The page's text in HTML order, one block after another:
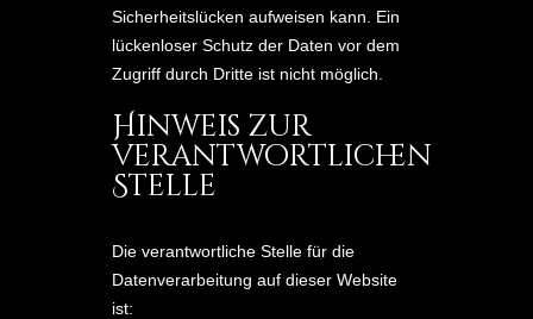
Sicherheitslücken aufweisen kann. Ein
lückenloser Schutz der Daten vor dem
Zugriff durch Dritte ist nicht möglich.
Hinweis zur
verantwortlichen
Stelle
Die verantwortliche Stelle für die
Datenverarbeitung auf dieser Website
ist: